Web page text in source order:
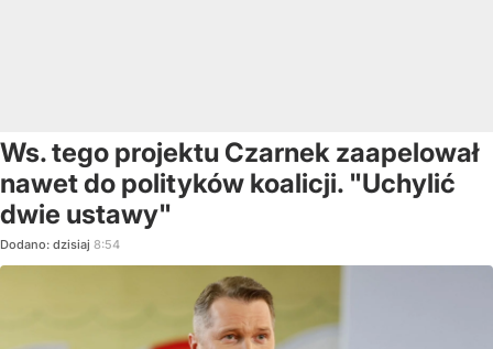
Ws. tego projektu Czarnek zaapelował
nawet do polityków koalicji. "Uchylić
dwie ustawy"
Dodano: dzisiaj 8:54